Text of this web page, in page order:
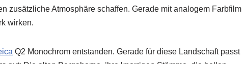
zusätzliche Atmosphäre schaffen. Gerade mit analogem Farbfilm
wirken.
Q2 Monochrom entstanden. Gerade für diese Landschaft passt